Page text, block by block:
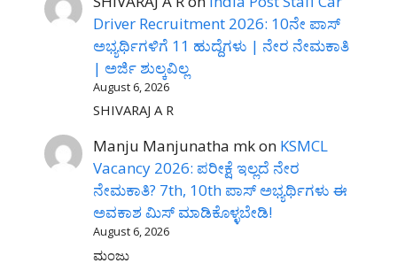
Driver Recruitment 2026: 10ನೇ ಪಾಸ್
ಅಭ್ಯರ್ಥಿಗಳಿಗೆ 11 ಹುದ್ದೆಗಳು | ನೇರ ನೇಮಕಾತಿ
| ಅರ್ಜಿ ಶುಲ್ಕವಿಲ್ಲ
August 6, 2026
SHIVARAJ A R
Manju Manjunatha mkon KSMCL
Vacancy 2026: ಪರೀಕ್ಷೆ ಇಲ್ಲದೆ ನೇರ
ನೇಮಕಾತಿ? 7th, 10th ಪಾಸ್ ಅಭ್ಯರ್ಥಿಗಳು ಈ
ಅವಕಾಶ ಮಿಸ್ ಮಾಡಿಕೊಳ್ಳಬೇಡಿ!
August 6, 2026
ಮಂಜು